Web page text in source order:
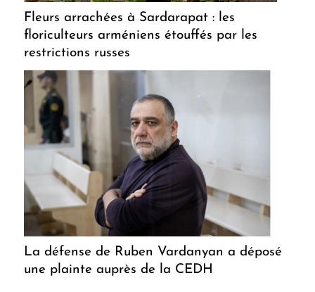
Fleurs arrachées à Sardarapat : les
floriculteurs arméniens étouffés par les
restrictions russes
La défense de Ruben Vardanyan a déposé
une plainte auprès de la CEDH